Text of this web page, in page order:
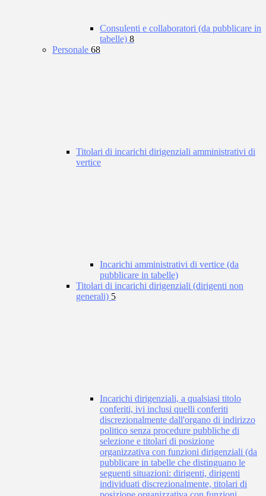
Consulenti e collaboratori (da pubblicare in
tabelle) 8
Personale 68
Titolari di incarichi dirigenziali amministrativi di
vertice
Incarichi amministrativi di vertice (da
pubblicare in tabelle)
Titolari di incarichi dirigenziali (dirigenti non
generali) 5
Incarichi dirigenziali, a qualsiasi titolo
conferiti, ivi inclusi quelli conferiti
discrezionalmente dall'organo di indirizzo
politico senza procedure pubbliche di
selezione e titolari di posizione
organizzativa con funzioni dirigenziali (da
pubblicare in tabelle che distinguano le
seguenti situazioni: dirigenti, dirigenti
individuati discrezionalmente, titolari di